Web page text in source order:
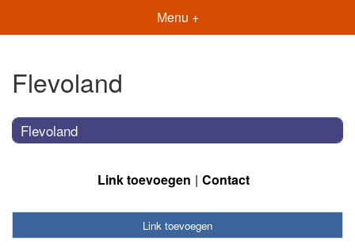
Menu +
Flevoland
Flevoland
Link toevoegen Contact
Link toevoegen